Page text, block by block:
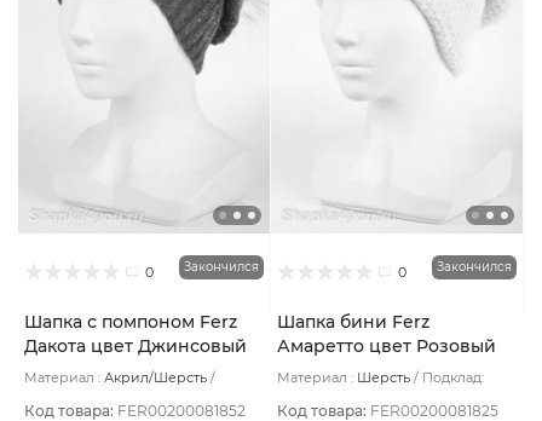
0 Закончился
Шапка с помпоном Ferz
Дакота цвет Джинсовый
Материал : Акрил/Шерсть
Код товара: FER00200081852
0 Закончился
Шапка бини Ferz
Амаретто цвет Розовый
светлый
Материал : Шерсть
Подклад:
Код товара: FER00200081825